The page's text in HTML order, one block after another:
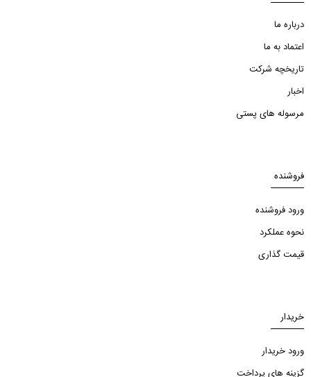
درباره ما
اعتماد به ما
تاریخچه شرکت
اخبار
مرسوله های پستی
فروشنده
ورود فروشنده
نحوه عملکرد
قیمت گذاری
خریدار
ورود خریدار
گزینه های پرداخت